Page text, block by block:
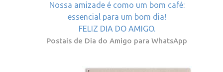
Nossa amizade é como um bom café:
essencial para um bom dia!
FELIZ DIA DO AMIGO.
Postais de Dia do Amigo para WhatsApp